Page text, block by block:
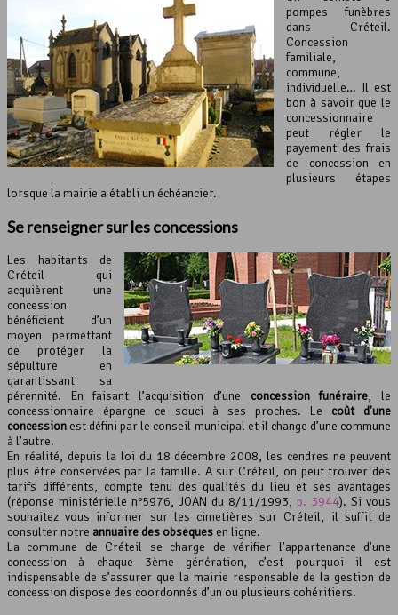
pompes funèbres
dans Créteil.
Concession
familiale,
commune,
individuelle… Il est
bon à savoir que le
concessionnaire
peut régler le
payement des frais
de concession en
plusieurs étapes
lorsque la mairie a établi un échéancier.
Se renseigner sur les concessions
Les habitants de
Créteil qui
acquièrent une
concession
bénéficient d’un
moyen permettant
de protéger la
sépulture en
garantissant sa
pérennité. En faisant l’acquisition d’une concession funéraire, le
concessionnaire épargne ce souci à ses proches. Le coût d’une
concession est défini par le conseil municipal et il change d’une commune
à l’autre.
En réalité, depuis la loi du 18 décembre 2008, les cendres ne peuvent
plus être conservées par la famille. A sur Créteil, on peut trouver des
tarifs différents, compte tenu des qualités du lieu et ses avantages
(réponse ministérielle n°5976, JOAN du 8/11/1993, p. 3944). Si vous
souhaitez vous informer sur les cimetières sur Créteil, il suffit de
consulter notre annuaire des obsèques en ligne.
La commune de Créteil se charge de vérifier l’appartenance d’une
concession à chaque 3ème génération, c’est pourquoi il est
indispensable de s’assurer que la mairie responsable de la gestion de
concession dispose des coordonnés d’un ou plusieurs cohéritiers.